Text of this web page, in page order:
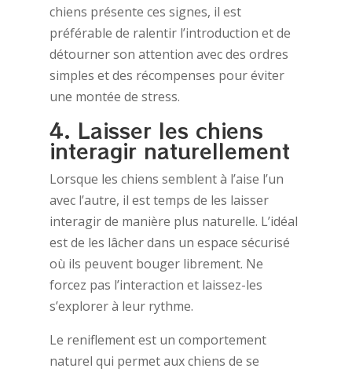
chiens présente ces signes, il est
préférable de ralentir l’introduction et de
détourner son attention avec des ordres
simples et des récompenses pour éviter
une montée de stress.
4. Laisser les chiens
interagir naturellement
Lorsque les chiens semblent à l’aise l’un
avec l’autre, il est temps de les laisser
interagir de manière plus naturelle. L’idéal
est de les lâcher dans un espace sécurisé
où ils peuvent bouger librement. Ne
forcez pas l’interaction et laissez-les
s’explorer à leur rythme.
Le reniflement est un comportement
naturel qui permet aux chiens de se